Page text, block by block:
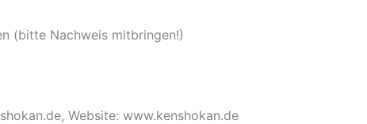
(bitte Nachweis mitbringen!)
Website: www.kenshokan.de